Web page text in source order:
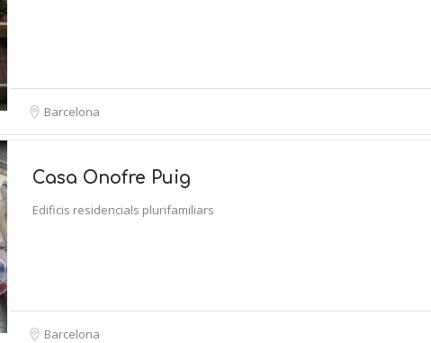
Barcelona
Casa Onofre Puig
Edificis residencials plurifamiliars
Barcelona